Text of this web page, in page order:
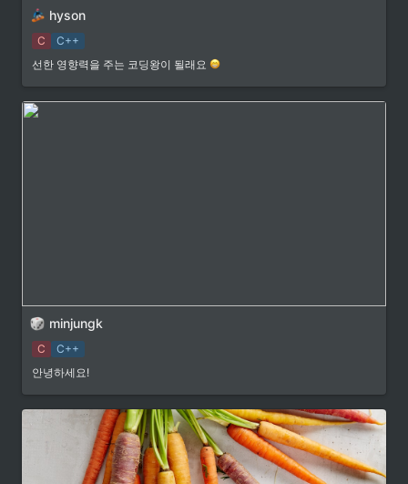
hyson
C
C++
선한 영향력을 주는 코딩왕이 될래요
minjungk
C
C++
안녕하세요!